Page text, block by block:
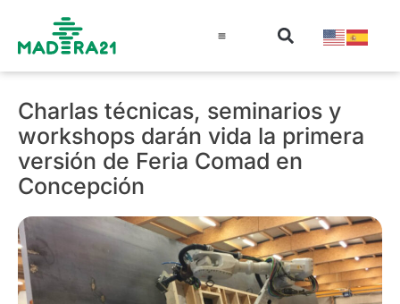
Charlas técnicas, seminarios y
workshops darán vida la primera
versión de Feria Comad en
Concepción